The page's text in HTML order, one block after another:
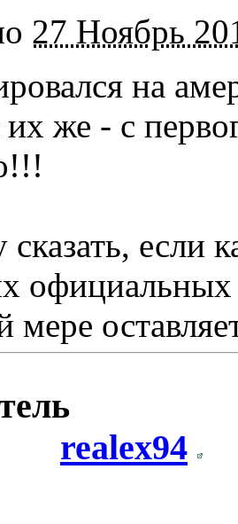
27 Ноябрь
на
же - с
если
мере
realex94